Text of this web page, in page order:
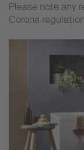
Please note any
Corona